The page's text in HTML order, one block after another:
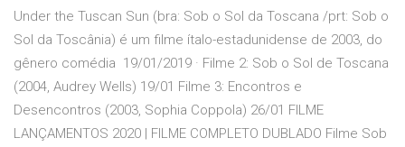
Under the Tuscan Sun (bra: Sob o Sol da Toscana /prt: Sob o
Sol da Toscânia) é um filme ítalo-estadunidense de 2003, do
gênero comédia 19/01/2019 · Filme 2: Sob o Sol de Toscana
(2004, Audrey Wells) 19/01 Filme 3: Encontros e
Desencontros (2003, Sophia Coppola) 26/01 FILME
LANÇAMENTOS 2020 | FILME COMPLETO DUBLADO Filme Sob